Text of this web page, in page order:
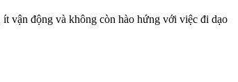
vận động và không còn hào hứng với việc đi dạo